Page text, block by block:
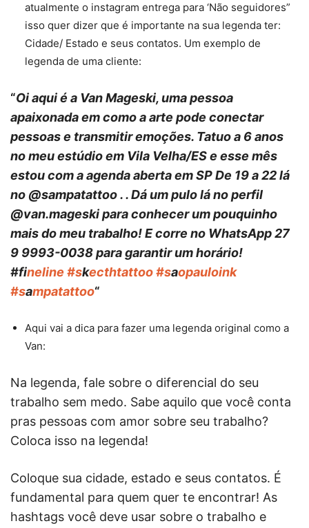
atualmente o instagram entrega para ‘Não seguidores”
isso quer dizer que é importante na sua legenda ter:
Cidade/ Estado e seus contatos. Um exemplo de
legenda de uma cliente:
“Oi aqui é a Van Mageski, uma pessoa
apaixonada em como a arte pode conectar
pessoas e transmitir emoções. Tatuo a 6 anos
no meu estúdio em Vila Velha/ES e esse mês
estou com a agenda aberta em SP De 19 a 22 lá
no @sampatattoo . . Dá um pulo lá no perfil
@van.mageski para conhecer um pouquinho
mais do meu trabalho! E corre no WhatsApp 27
9 9993-0038 para garantir um horário!
#fineline #skecthtattoo #saopauloink
#sampatattoo“
Aqui vai a dica para fazer uma legenda original como a
Van:
Na legenda, fale sobre o diferencial do seu
trabalho sem medo. Sabe aquilo que você conta
pras pessoas com amor sobre seu trabalho?
Coloca isso na legenda!
Coloque sua cidade, estado e seus contatos. É
fundamental para quem quer te encontrar! As
hashtags você deve usar sobre o trabalho e